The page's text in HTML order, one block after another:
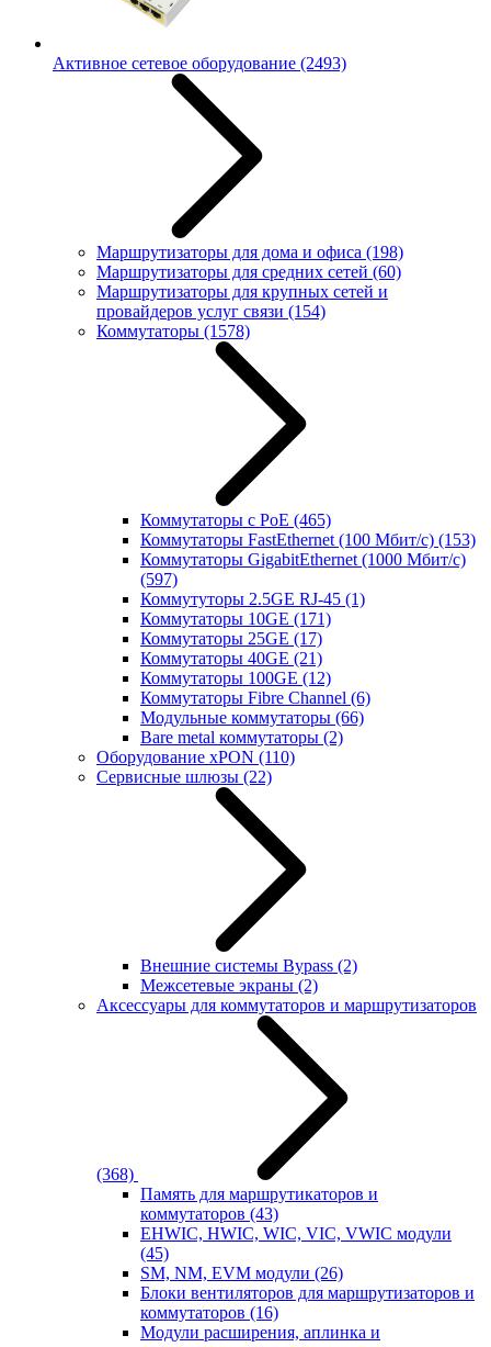
Активное сетевое оборудование (2493)
Маршрутизаторы для дома и офиса (198)
Маршрутизаторы для средних сетей (60)
Маршрутизаторы для крупных сетей и
провайдеров услуг связи (154)
Коммутаторы (1578)
Коммутаторы с PoE (465)
Коммутаторы FastEthernet (100 Мбит/с) (153)
Коммутаторы GigabitEthernet (1000 Мбит/с)
(597)
Коммутуторы 2.5GE RJ-45 (1)
Коммутаторы 10GE (171)
Коммутаторы 25GE (17)
Коммутаторы 40GE (21)
Коммутаторы 100GE (12)
Коммутаторы Fibre Channel (6)
Модульные коммутаторы (66)
Bare metal коммутаторы (2)
Оборудование xPON (110)
Сервисные шлюзы (22)
Внешние системы Bypass (2)
Межсетевые экраны (2)
Аксессуары для коммутаторов и маршрутизаторов
(368)
Память для маршрутикаторов и
коммутаторов (43)
EHWIC, HWIC, WIC, VIC, VWIC модули
(45)
SM, NM, EVM модули (26)
Блоки вентиляторов для маршрутизаторов и
коммутаторов (16)
Модули расширения, аплинка и